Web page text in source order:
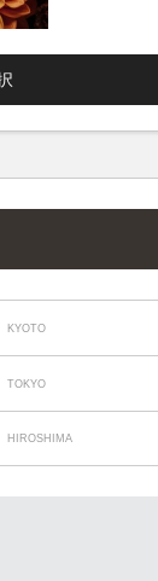
KYOTO
TOKYO
HIROSHIMA